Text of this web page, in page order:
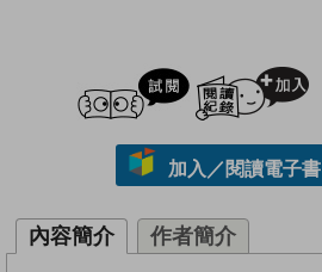
試閲
加入／閱讀電子書
內容簡介 作者簡介